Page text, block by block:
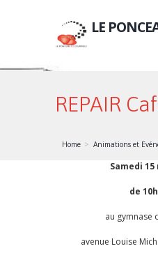
LE
REPAIR
Home Animations et
Samedi
de
au gymnase
avenue Louise